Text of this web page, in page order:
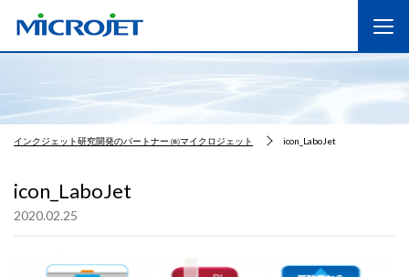
インクジェット研究開発のパートナー ㈱マイクロジェット icon_LaboJet
icon_LaboJet
2020.02.25